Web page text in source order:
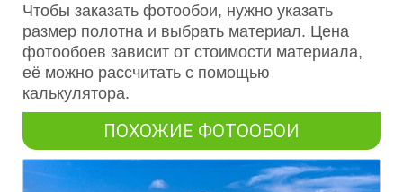
Чтобы заказать фотообои, нужно указать
размер полотна и выбрать материал. Цена
фотообоев зависит от стоимости материала,
её можно рассчитать с помощью
калькулятора.
ПОХОЖИЕ ФОТООБОИ